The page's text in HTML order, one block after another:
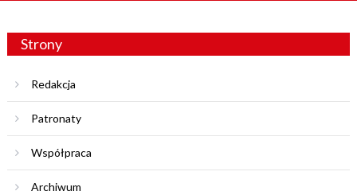
Strony
Redakcja
Patronaty
Współpraca
Archiwum